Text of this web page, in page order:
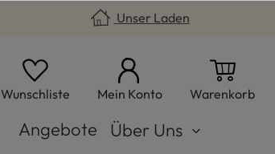
Unser Laden
Wunschliste Du hast 0 Produkte auf dem
Mein Konto Warenkorb
Angebote Über Uns